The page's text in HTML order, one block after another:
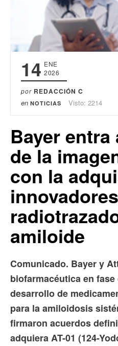
14 ENE
2026
por REDACCIÓN C
en NOTICIAS Visto: 2214
Bayer
de la
con la
innovadores
amiloide
Comunicado. Bayer y
biofarmacéutica en
desarrollo de
para la amiloidosis
firmaron acuerdos
adquiera AT-01 (124-